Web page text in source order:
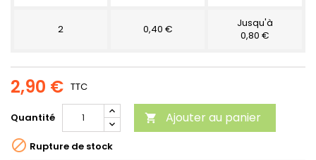
2 0,40 €
Jusqu'à
0,80 €
2,90 € TTC
Quantité  Ajouter au panier
 Rupture de stock